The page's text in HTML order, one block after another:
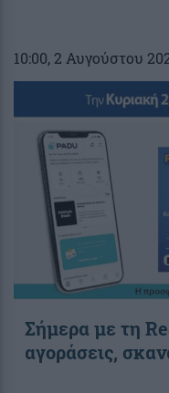
10:00, 2 Αυγούστου
Σήμερα με τη
αγοράσεις,